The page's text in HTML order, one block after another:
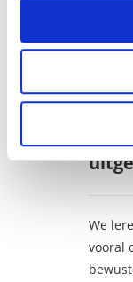
We
vooral